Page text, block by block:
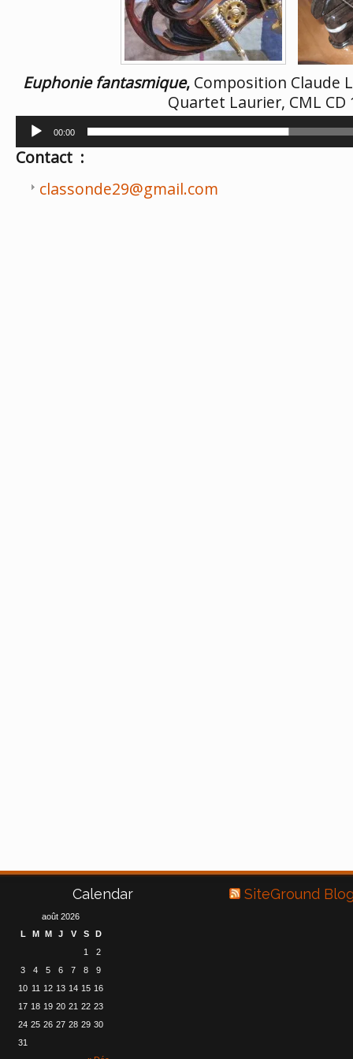
Euphonie fantasmique, Composition Claude
Quartet Laurier, CML CD
Lecteur
audio
00:00
Contact :
classonde29@gmail.com
Calendar
août 2026
L
M M J V S
D
1
2
3
4 5 6 7 8
9
10 11 12 13 14 15 16
17 18 19 20 21 22 23
24 25 26 27 28 29 30
31
SiteGround